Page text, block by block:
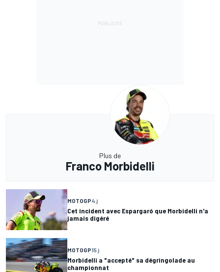
Plus de
Franco Morbidelli
MOTOGP4 j
Cet incident avec Espargaró que Morbidelli n'a
jamais digéré
MOTOGP15 j
Morbidelli a "accepté" sa dégringolade au
championnat